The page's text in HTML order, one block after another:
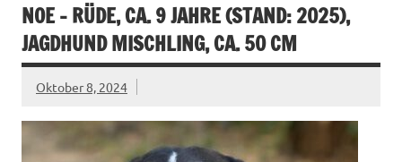
NOE – RÜDE, CA. 9 JAHRE (STAND: 2025),
JAGDHUND MISCHLING, CA. 50 CM
Oktober 8, 2024